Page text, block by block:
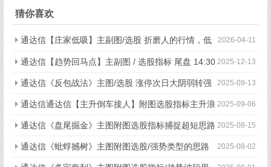
猜你喜欢
2026-04-11
通达信【庄家低吸】主副图/选股 折磨人的行情，低
吸是一种很好的方式 2025-12-13
通达信【趋势回马点】主副图 / 选股指标 尾盘 14:30
精准预警回调 “回马点” 手机电脑双端适配 2025-09-13
通达信《反包战法》主图/选股 涨停次日大阴弱转强
预警 信号少而精 源码 2025-09-06
通达信通达信【主升倒车接人】附图选股指标主升浪
回调拉升思路 2025-08-15
通达信《盘尾掘金》主图附图选股指标捕捉超短思路
手机电脑通用 2025-08-02
通达信《蚍蜉撼树》主图附图选股/强势类型的思路